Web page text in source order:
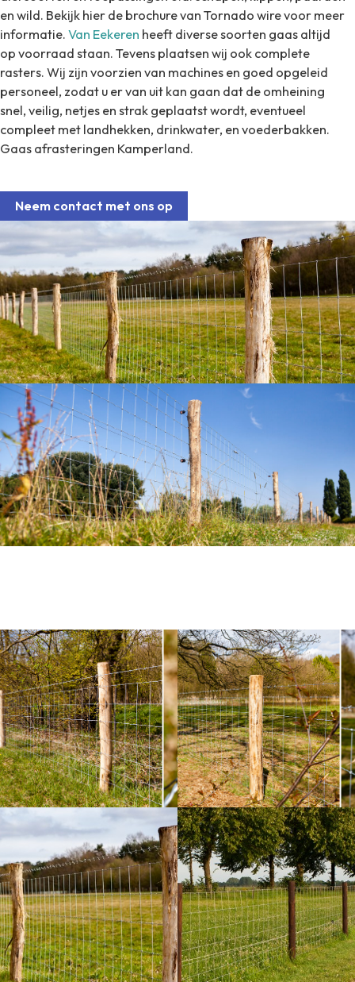
en wild. Bekijk hier de brochure van Tornado wire voor meer
informatie. Van Eekeren heeft diverse soorten gaas altijd
op voorraad staan. Tevens plaatsen wij ook complete
rasters. Wij zijn voorzien van machines en goed opgeleid
personeel, zodat u er van uit kan gaan dat de omheining
snel, veilig, netjes en strak geplaatst wordt, eventueel
compleet met landhekken, drinkwater, en voederbakken.
Gaas afrasteringen Kamperland.
Neem contact met ons op